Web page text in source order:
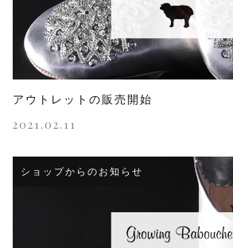
アウトレットの販売開始
2021.02.11
ショップからのお知らせ